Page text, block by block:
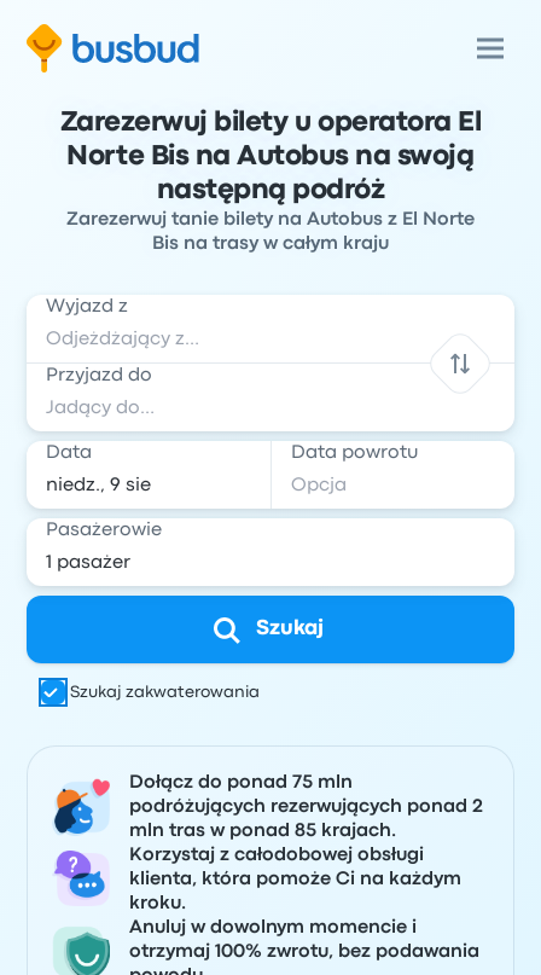
Zarezerwuj bilety u operatora El
Norte Bis na Autobus na swoją
następną podróż
Zarezerwuj tanie bilety na Autobus z El Norte
Bis na trasy w całym kraju
Wyjazd z
Przyjazd do
Data Data powrotu
Pasażerowie
Szukaj
Szukaj zakwaterowania
Dołącz do ponad 75 mln
podróżujących rezerwujących ponad 2
mln tras w ponad 85 krajach.
Korzystaj z całodobowej obsługi
klienta, która pomoże Ci na każdym
kroku.
Anuluj w dowolnym momencie i
otrzymaj 100% zwrotu, bez podawania